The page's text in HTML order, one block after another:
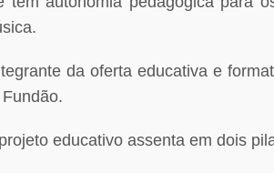
da oferta educativa e
educativo assenta em dois